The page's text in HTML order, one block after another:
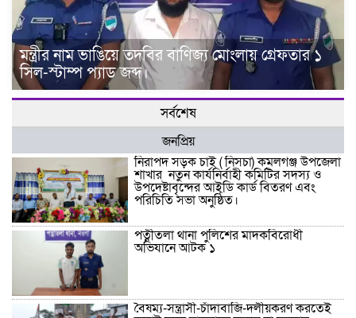
মন্ত্রীর নাম ভাঙিয়ে তদবির বাণিজ্য মোংলায় গ্রেফতার ১
সিল-স্টাম্প প্যাড জব্দ।
সর্বশেষ
জনপ্রিয়
নিরাপদ সড়ক চাই ( নিসচা) কমলগঞ্জ উপজেলা
শাখার নতুন কার্যনির্বাহী কমিটির সদস্য ও
উপদেষ্টাবৃন্দের আইডি কার্ড বিতরণ এবং
পরিচিতি সভা অনুষ্ঠিত।
পত্নীতলা থানা পুলিশের মাদকবিরোধী
অভিযানে আটক ১
বৈষম্য-সন্ত্রাসী-চাঁদাবাজি-দলীয়করণ করতেই